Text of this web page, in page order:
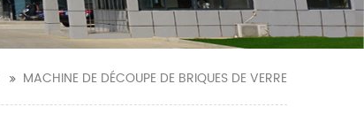
MACHINE DE DÉCOUPE DE BRIQUES DE VERRE